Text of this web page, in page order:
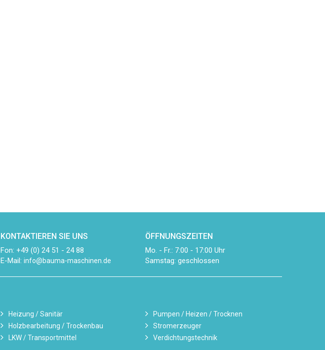
KONTAKTIEREN SIE UNS
Fon: +49 (0) 24 51 - 24 88
E-Mail: info@bauma-maschinen.de
ÖFFNUNGSZEITEN
Mo. - Fr.: 7:00 - 17:00 Uhr
Samstag: geschlossen
Heizung / Sanitär
Holzbearbeitung / Trockenbau
LKW / Transportmittel
Pumpen / Heizen / Trocknen
Stromerzeuger
Verdichtungstechnik